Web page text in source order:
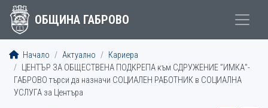
ОБЩИНА ГАБРОВО
Начало Актуално
Кариера
ЦЕНТЪР ЗА ОБЩЕСТВЕНА ПОДКРЕПА към СДРУЖЕНИЕ ”ИМКА”-
ГАБРОВО търси да назначи СОЦИАЛЕН РАБОТНИК в СОЦИАЛНА
УСЛУГА за Центъра